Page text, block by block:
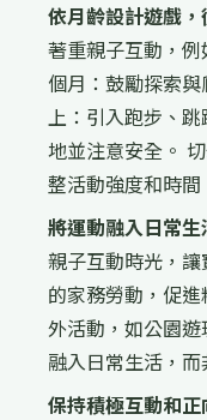
依月齡設計遊戲，
著重親子互動，
個月：鼓勵探索
上：引入跑步、
地並注意安全。
整活動強度和時間
將運動融入日常生
親子互動時光，
的家務勞動，促
外活動，如公園
融入日常生活，
保持積極互動和正